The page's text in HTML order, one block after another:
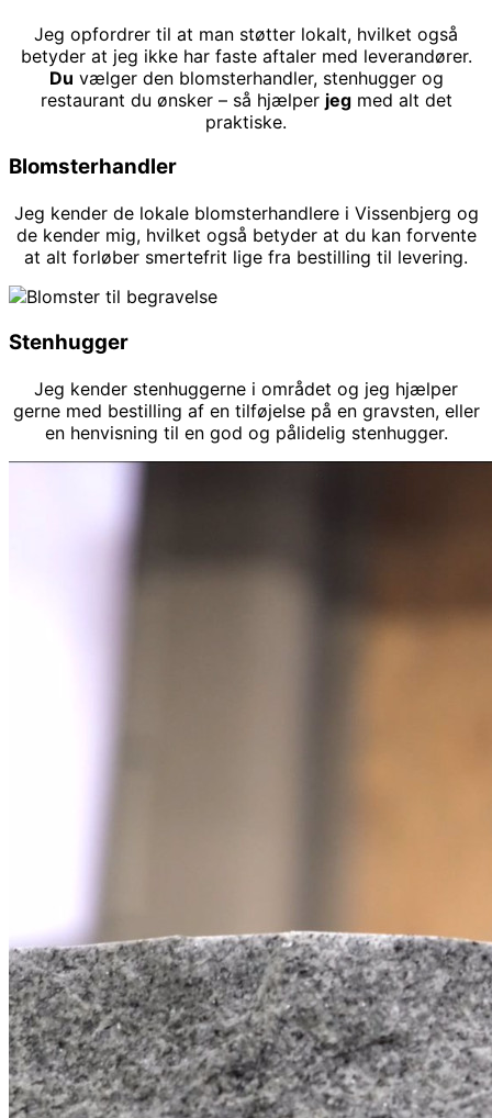
Jeg opfordrer til at man støtter lokalt, hvilket også
betyder at jeg ikke har faste aftaler med leverandører.
Du vælger den blomsterhandler, stenhugger og
restaurant du ønsker – så hjælper jegmed alt det
praktiske.
Blomsterhandler
Jeg kender de lokale blomsterhandlere i Vissenbjerg og
de kender mig, hvilket også betyder at du kan forvente
at alt forløber smertefrit lige fra bestilling til levering.
Stenhugger
Jeg kender stenhuggerne i området og jeg hjælper
gerne med bestilling af en tilføjelse på en gravsten, eller
en henvisning til en god og pålidelig stenhugger.